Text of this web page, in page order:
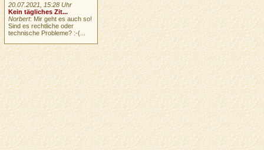
20.07.2021, 15:28 Uhr
Kein tägliches Zit...
Norbert: Mir geht es auch so!
Sind es rechtliche oder
technische Probleme? :-(...